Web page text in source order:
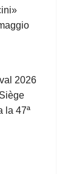
2026
la 47ª